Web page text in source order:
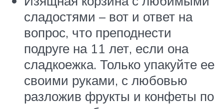
сладостями – вот и ответ на
вопрос, что преподнести
подруге на 11 лет, если она
сладкоежка. Только упакуйте ее
своими руками, с любовью
разложив фрукты и конфеты по